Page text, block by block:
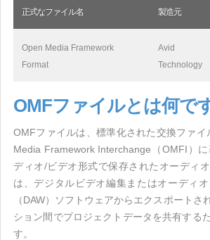
正式なファイル名 製造元
Open Media Framework
Format
Avid
Technology
OMFファイルとは何で
OMFファイルは、標準化された交換ファイ
Media Framework Interchange（OMFI）
ディオ/ビデオ形式で保存されたオーディ
は、デジタルビデオ編集またはオーディ
（DAW）ソフトウェアからエクスポートさ
ション間でプロジェクトデータを共有する
す。